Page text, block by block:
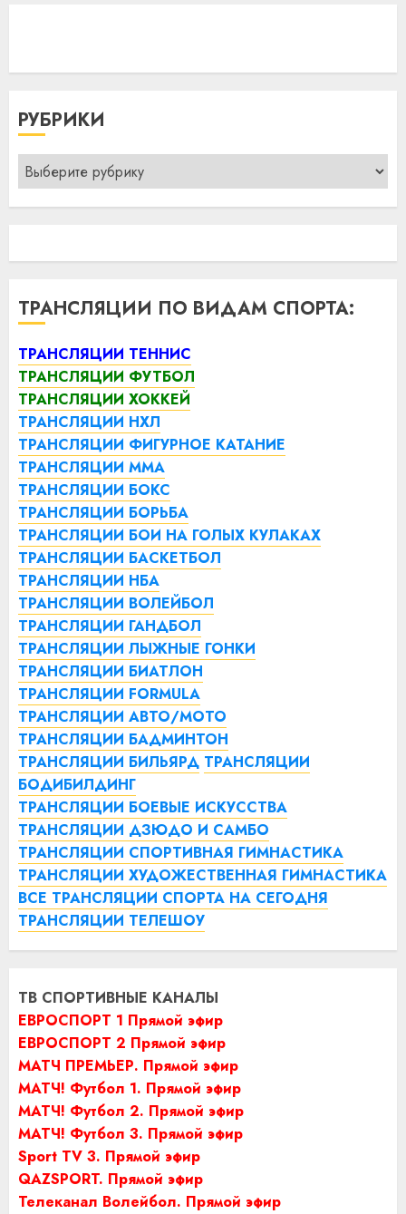
РУБРИКИ
Рубрики
ТРАНСЛЯЦИИ ПО ВИДАМ СПОРТА:
ТРАНСЛЯЦИИ ТЕННИС
ТРАНСЛЯЦИИ ФУТБОЛ
ТРАНСЛЯЦИИ ХОККЕЙ
ТРАНСЛЯЦИИ НХЛ
ТРАНСЛЯЦИИ ФИГУРНОЕ КАТАНИЕ
ТРАНСЛЯЦИИ ММА
ТРАНСЛЯЦИИ БОКС
ТРАНСЛЯЦИИ БОРЬБА
ТРАНСЛЯЦИИ БОИ НА ГОЛЫХ КУЛАКАХ
ТРАНСЛЯЦИИ БАСКЕТБОЛ
ТРАНСЛЯЦИИ НБА
ТРАНСЛЯЦИИ ВОЛЕЙБОЛ
ТРАНСЛЯЦИИ ГАНДБОЛ
ТРАНСЛЯЦИИ ЛЫЖНЫЕ ГОНКИ
ТРАНСЛЯЦИИ БИАТЛОН
ТРАНСЛЯЦИИ FORMULA
ТРАНСЛЯЦИИ АВТО/МОТО
ТРАНСЛЯЦИИ БАДМИНТОН
ТРАНСЛЯЦИИ БИЛЬЯРД ТРАНСЛЯЦИИ
БОДИБИЛДИНГ
ТРАНСЛЯЦИИ БОЕВЫЕ ИСКУССТВА
ТРАНСЛЯЦИИ ДЗЮДО И САМБО
ТРАНСЛЯЦИИ СПОРТИВНАЯ ГИМНАСТИКА
ТРАНСЛЯЦИИ ХУДОЖЕСТВЕННАЯ ГИМНАСТИКА
ВСЕ ТРАНСЛЯЦИИ СПОРТА НА СЕГОДНЯ
ТРАНСЛЯЦИИ ТЕЛЕШОУ
ТВ СПОРТИВНЫЕ КАНАЛЫ
ЕВРОСПОРТ 1 Прямой эфир
ЕВРОСПОРТ 2 Прямой эфир
МАТЧ ПРЕМЬЕР. Прямой эфир
МАТЧ! Футбол 1. Прямой эфир
МАТЧ! Футбол 2. Прямой эфир
МАТЧ! Футбол 3. Прямой эфир
Sport TV 3. Прямой эфир
QAZSPORT. Прямой эфир
Телеканал Волейбол. Прямой эфир